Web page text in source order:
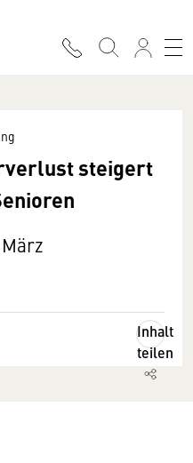
steigert
Inhalt
teilen